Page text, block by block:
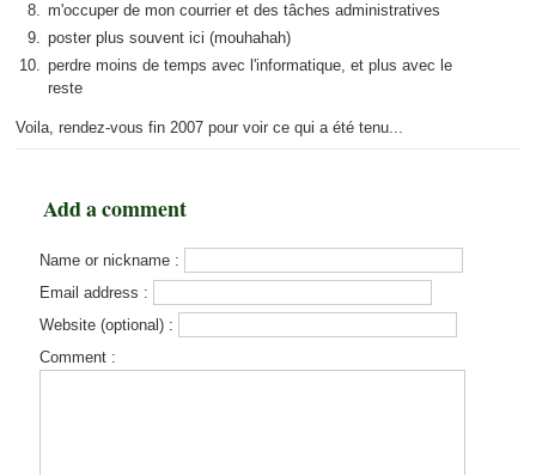
m'occuper de mon courrier et des tâches administratives
poster plus souvent ici (mouhahah)
perdre moins de temps avec l'informatique, et plus avec le
reste
Voila, rendez-vous fin 2007 pour voir ce qui a été tenu...
Add a comment
Name or nickname :
Email address :
Website (optional) :
Comment :